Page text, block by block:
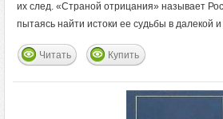
их след. «Страной отрицания» называет
пытаясь найти истоки ее судьбы в далекой
Читать Купить